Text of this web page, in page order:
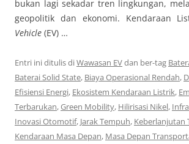
bukan lagi sekadar tren lingkungan,
geopolitik dan ekonomi. Kendaraan
Vehicle (EV) …
Entri ini ditulis diWawasan EVdan ber-tag
Baterai Solid State, Biaya Operasional Rendah,
Efisiensi Energi, Ekosistem Kendaraan Listrik,
Terbarukan,Green Mobility, Hilirisasi Nikel,
Inovasi Otomotif, Jarak Tempuh, Keberlanjutan
Kendaraan Masa Depan, Masa Depan